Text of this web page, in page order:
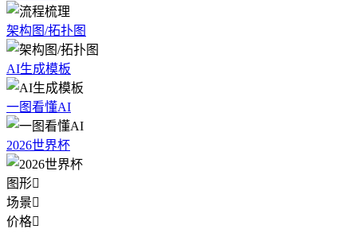
架构图/拓扑图
AI生成模板
一图看懂AI
2026世界杯
图形
场景
价格